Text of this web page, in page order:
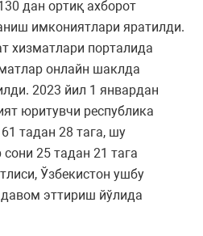
дан ортиқ ахборот
имкониятлари яратилди.
хизматлари порталида
онлайн шаклда
2023 йил 1 январдан
юритувчи республика
тадан 28 тага, шу
25 тадан 21 тага
Ўзбекистон ушбу
эттириш йўлида